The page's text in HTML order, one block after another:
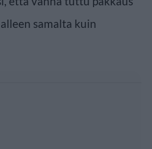
samalta kuin